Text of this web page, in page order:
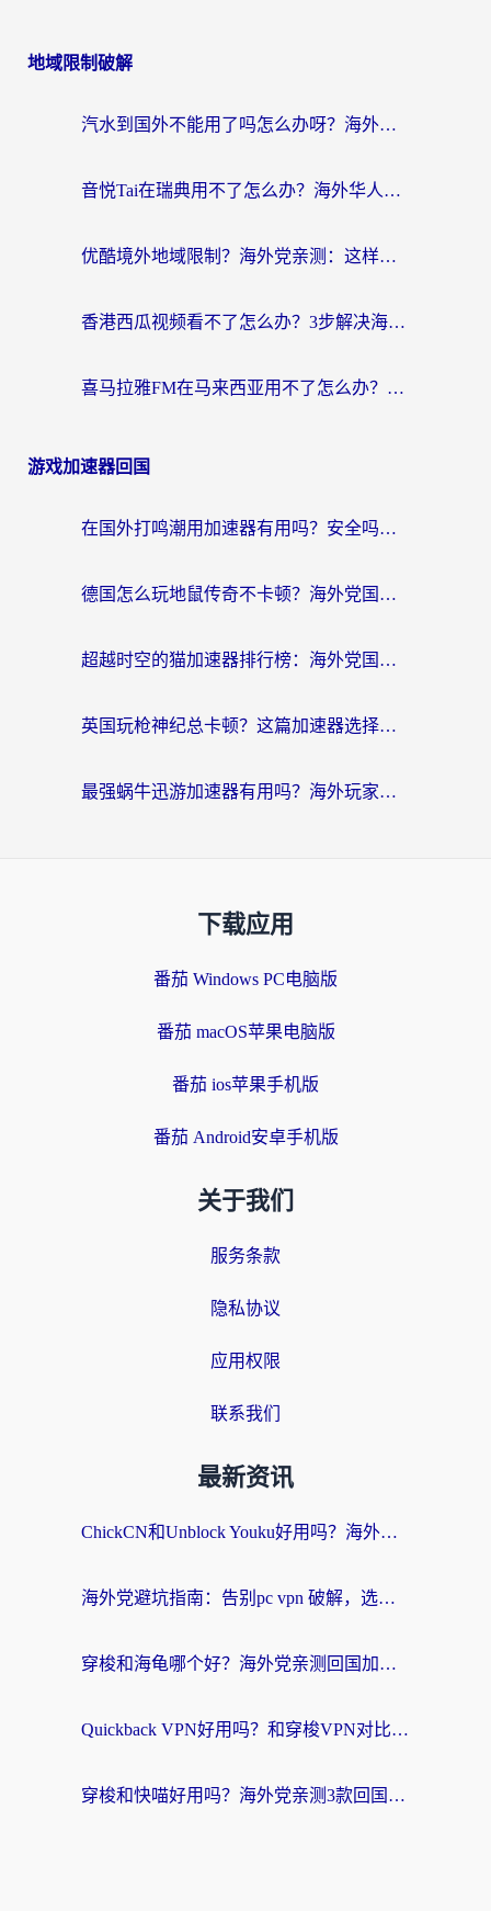
地域限制破解
汽水到国外不能用了吗怎么办呀？海外党追剧看片的救星在这里！
音悦Tai在瑞典用不了怎么办？海外华人追剧听歌的实用指南
优酷境外地域限制？海外党亲测：这样看国内剧再也不卡（附3个实用场景解决）
香港西瓜视频看不了怎么办？3步解决海外追剧难题，附靠谱加速器推荐
喜马拉雅FM在马来西亚用不了怎么办？海外华人亲测有效的回国加速指南
游戏加速器回国
在国外打鸣潮用加速器有用吗？安全吗？海外玩家国服游戏加速全指南
德国怎么玩地鼠传奇不卡顿？海外党国服游戏加速全攻略（含战双EVE实用指南）
超越时空的猫加速器排行榜：海外党国服游戏不卡顿的终极选择指南
英国玩枪神纪总卡顿？这篇加速器选择指南帮你告别延迟（附实测推荐）
最强蜗牛迅游加速器有用吗？海外玩家国服游戏加速避坑指南（附德国玩忍者必须死3流星蝴蝶剑解决办法）
下载应用
番茄 Windows PC电脑版
番茄 macOS苹果电脑版
番茄 ios苹果手机版
番茄 Android安卓手机版
关于我们
服务条款
隐私协议
应用权限
联系我们
最新资讯
ChickCN和Unblock Youku好用吗？海外党亲测3款回国加速器，附iOS免费选择指南
海外党避坑指南：告别pc vpn 破解，选对回国加速器轻松访问国内资源
穿梭和海龟哪个好？海外党亲测回国加速器，附电脑免费VPN推荐
Quickback VPN好用吗？和穿梭VPN对比哪个回国效果更好？海外党必看的真实测评与选择指南
穿梭和快喵好用吗？海外党亲测3款回国加速器，附日本回国VPN避坑指南